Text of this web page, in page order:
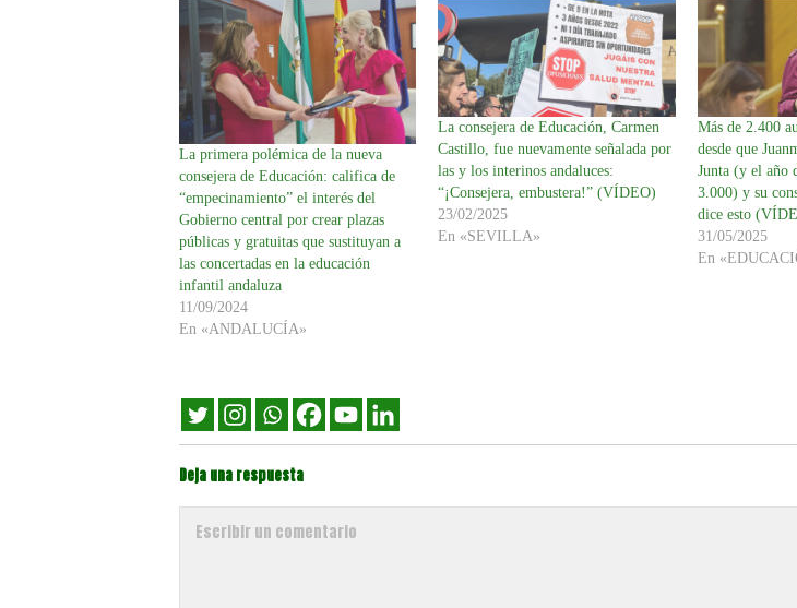
La primera polémica de la nueva
consejera de Educación: califica de
“empecinamiento” el interés del
Gobierno central por crear plazas
públicas y gratuitas que sustituyan a
las concertadas en la educación
infantil andaluza
11/09/2024
En «ANDALUCÍA»
La consejera de Educación, Carmen
Castillo, fue nuevamente señalada por
las y los interinos andaluces:
“¡Consejera, embustera!” (VÍDEO)
23/02/2025
En «SEVILLA»
Más de 2.400
desde que
Junta (y el año
3.000) y su
dice esto
31/05/2025
En
Deja una respuesta